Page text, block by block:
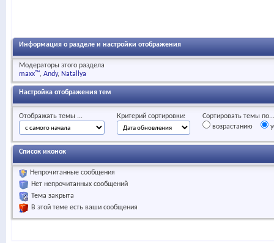
Информация о разделе и настройки отображения
Модераторы этого раздела
maxx™ Andy Natallya
Настройка отображения тем
Отображать темы ... Критерий сортировки:
Сортировать темы по...
возрастанию
Список иконок
Непрочитанные сообщения
Нет непрочитанных сообщений
Тема закрыта
В этой теме есть ваши сообщения